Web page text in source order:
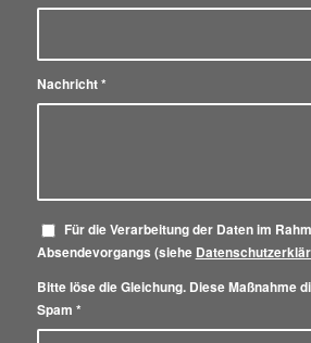
Nachricht*
Für die Verarbeitung der Daten im
Absendevorgangs (siehe
Bitte löse die Gleichung. Diese Maßnahme
Spam *